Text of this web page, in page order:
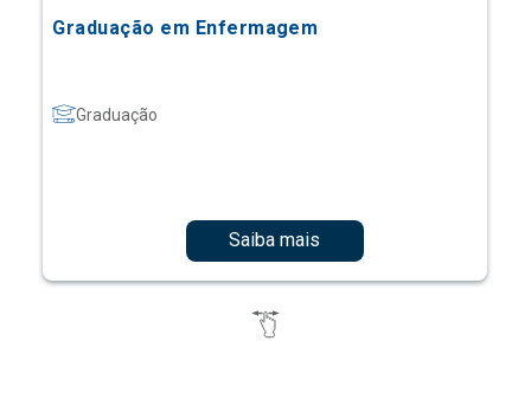
Graduação em Enfermagem
Graduação
Saiba mais